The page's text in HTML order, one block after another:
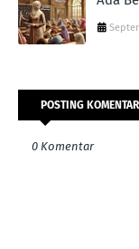
POSTING KOMENTAR
0 Komentar